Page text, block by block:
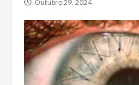
Outubro 29, 2024